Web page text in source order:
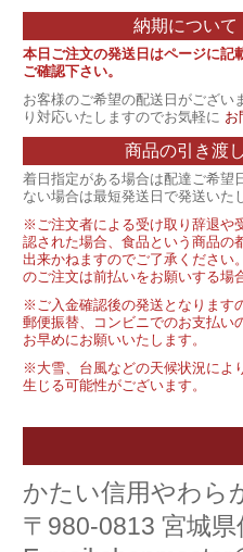
納期について
本日ご注文の発送日はページに記
ご確認下さい。
お客様のご希望の配送日がござい
り対応いたしますのでお気軽に お
商品の引き渡
着日指定がある場合は配達ご希望
ない場合は最短発送日で発送いた
※ご注文者による受け取り辞退や
認された場合、食品という商品の
出来かねますのでご了承ください
のご注文は前払いをお願いする場
※ご入金確認後の発送となります
郵便振替、コンビニでのお支払い
お早めにお願いいたします。
※大雪、台風などの天候状況によ
生じる可能性がございます。
かたい信用やわ
〒980-0813 宮城